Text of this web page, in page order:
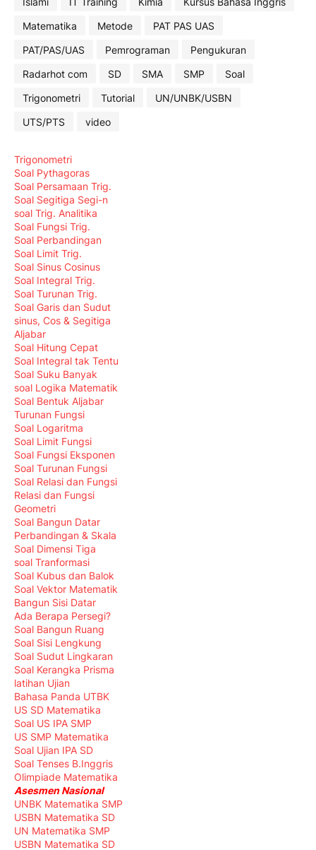
Matematika
Metode
PAT PAS UAS
PAT/PAS/UAS
Pemrograman
Pengukuran
Radarhot com
SD SMA SMP
Soal
Trigonometri
Tutorial
UN/UNBK/USBN
UTS/PTS
video
Trigonometri
Soal Pythagoras
Soal Persamaan Trig.
Soal Segitiga Segi-n
soal Trig. Analitika
Soal Fungsi Trig.
Soal Perbandingan
Soal Limit Trig.
Soal Sinus Cosinus
Soal Integral Trig.
Soal Turunan Trig.
Soal Garis dan Sudut
sinus, Cos & Segitiga
Aljabar
Soal Hitung Cepat
Soal Integral tak Tentu
Soal Suku Banyak
soal Logika Matematik
Soal Bentuk Aljabar
Turunan Fungsi
Soal Logaritma
Soal Limit Fungsi
Soal Fungsi Eksponen
Soal Turunan Fungsi
Soal Relasi dan Fungsi
Relasi dan Fungsi
Geometri
Soal Bangun Datar
Perbandingan & Skala
Soal Dimensi Tiga
soal Tranformasi
Soal Kubus dan Balok
Soal Vektor Matematik
Bangun Sisi Datar
Ada Berapa Persegi?
Soal Bangun Ruang
Soal Sisi Lengkung
Soal Sudut Lingkaran
Soal Kerangka Prisma
latihan Ujian
Bahasa Panda UTBK
US SD Matematika
Soal US IPA SMP
US SMP Matematika
Soal Ujian IPA SD
Soal Tenses B.Inggris
Olimpiade Matematika
Asesmen Nasional
UNBK Matematika SMP
USBN Matematika SD
UN Matematika SMP
USBN Matematika SD